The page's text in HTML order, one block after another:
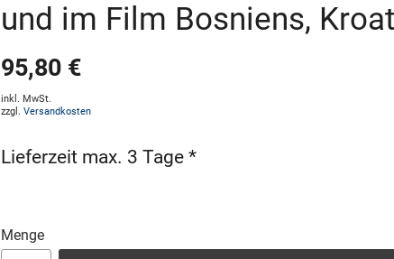
und im Film Bosniens,
95,80 €
inkl. MwSt.
zzgl. Versandkosten
Lieferzeit max. 3 Tage *
Menge